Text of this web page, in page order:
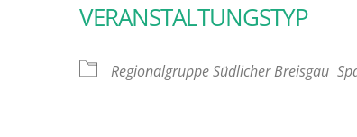
Google Kalender iCalendar
VERANSTALTUNGSTYP
Regionalgruppe Südlicher Breisgau